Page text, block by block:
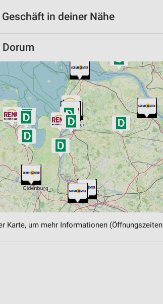
in deiner Nähe
Karte, um mehr Informationen